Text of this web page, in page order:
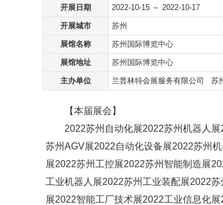
开展日期 2022-10-15 ～ 2022-10-17
开展城市 苏州
展馆名称 苏州国际博览中心
展馆地址 苏州国际博览中心
主办单位 兰普林特会展服务有限公司 苏
【本届展会】
2022苏州自动化展2022苏州机器人
苏州AGV展2022自动化设备展2022苏州
展2022苏州工控展2022苏州智能制造展
工业机器人展2022苏州工业装配展2022
展2022智能工厂技术展2022工业信息化